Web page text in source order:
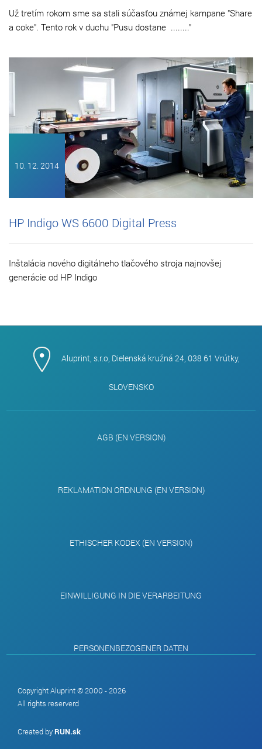
Už tretím rokom sme sa stali súčasťou známej kampane "Share
a coke". Tento rok v duchu "Pusu dostane ........"
HP Indigo WS 6600 Digital Press
10. 12. 2014
Inštalácia nového digitálneho tlačového stroja najnovšej
generácie od HP Indigo
Aluprint, s.r.o, Dielenská kružná 24, 038 61 Vrútky,
SLOVENSKO
AGB (EN VERSION)
REKLAMATION ORDNUNG (EN VERSION)
ETHISCHER KODEX (EN VERSION)
EINWILLIGUNG IN DIE VERARBEITUNG
PERSONENBEZOGENER DATEN
Copyright Aluprint © 2000 - 2026
All rights reserverd
Created byRUN.sk